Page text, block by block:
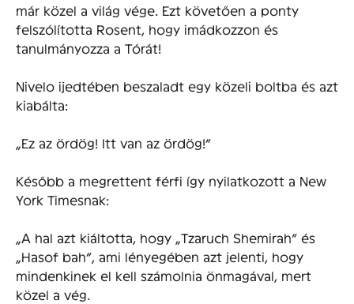
már közel a világ vége. Ezt követően a ponty
felszólította Rosent, hogy imádkozzon és
tanulmányozza a Tórát!
Nivelo ijedtében beszaladt egy közeli boltba és azt
kiabálta:
„Ez az ördög! Itt van az ördög!”
Később a megrettent férfi így nyilatkozott a New
York Timesnak:
„A hal azt kiáltotta, hogy „Tzaruch Shemirah” és
„Hasof bah”, ami lényegében azt jelenti, hogy
mindenkinek el kell számolnia önmagával, mert
közel a vég.